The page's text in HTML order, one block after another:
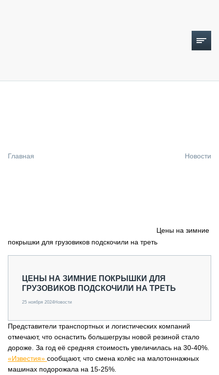
СПЕЦПРОЕКТЫ
О ПРОЕКТЕ
Главная Новости
Цены на зимние
покрышки для грузовиков подскочили на треть
ЦЕНЫ НА ЗИМНИЕ ПОКРЫШКИ ДЛЯ
ГРУЗОВИКОВ ПОДСКОЧИЛИ НА ТРЕТЬ
25 ноября 2024Новости
Представители транспортных и логистических компаний
отмечают, что оснастить большегрузы новой резиной стало
дороже. За год её средняя стоимость увеличилась на 30-40%.
«Известия» сообщают, что смена колёс на малотоннажных
машинах подорожала на 15-25%.